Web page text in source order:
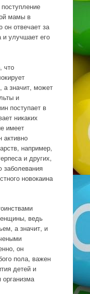
мамы в
он отвечает за
и улучшает его
что
а значит, может
и
поступает в
никаких
имеет
активно
например,
и других,
заболевания
новокаина
ведь
а значит, и
он
пола, важен
детей и